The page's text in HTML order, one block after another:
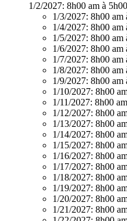
1/2/2027: 8h00 am à
1/3/2027: 8h00 am
1/4/2027: 8h00 am
1/5/2027: 8h00 am
1/6/2027: 8h00 am
1/7/2027: 8h00 am
1/8/2027: 8h00 am
1/9/2027: 8h00 am
1/10/2027: 8h00
1/11/2027: 8h00
1/12/2027: 8h00
1/13/2027: 8h00
1/14/2027: 8h00
1/15/2027: 8h00
1/16/2027: 8h00
1/17/2027: 8h00
1/18/2027: 8h00
1/19/2027: 8h00
1/20/2027: 8h00
1/21/2027: 8h00